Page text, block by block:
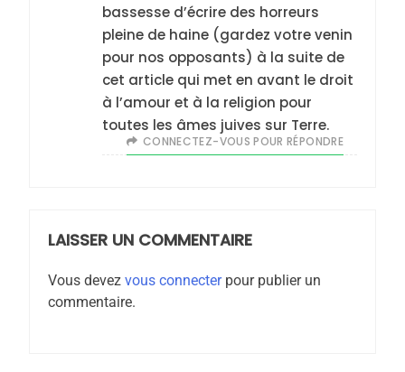
bassesse d’écrire des horreurs
pleine de haine (gardez votre venin
pour nos opposants) à la suite de
cet article qui met en avant le droit
à l’amour et à la religion pour
toutes les âmes juives sur Terre.
CONNECTEZ-VOUS POUR RÉPONDRE
LAISSER UN COMMENTAIRE
Vous devez vous connecterpour publier un
commentaire.
FIÈRE, DIGNE ET RÉSILIENTE :
POURQUOI JE REVENDIQUE
MA JUDAÏTE par Thérèse
Zrihen-Dvir
ISRAÉL JUDAISME
CE QUI NOUS MANQUE –
8
Tafraout, le miel de Tadla